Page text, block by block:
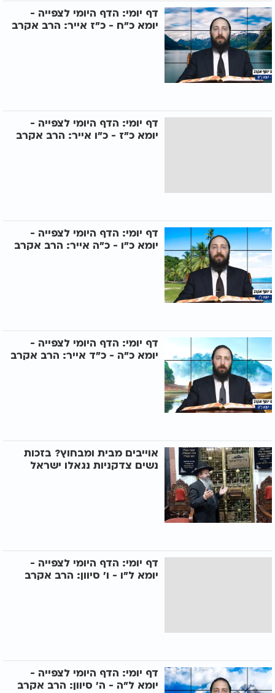
דף יומי: הדף היומי לצפייה -
יומא כ"ח - כ"ז אייר: הרב אקרב
דף יומי: הדף היומי לצפייה -
יומא כ"ז - כ"ו אייר: הרב אקרב
דף יומי: הדף היומי לצפייה -
יומא כ"ו - כ"ה אייר: הרב אקרב
דף יומי: הדף היומי לצפייה -
יומא כ"ה - כ"ד אייר: הרב אקרב
אוייבים מבית ומבחוץ? בזכות
נשים צדקניות נגאלו ישראל
דף יומי: הדף היומי לצפייה -
יומא ל"ו - ו’ סיוון: הרב אקרב
דף יומי: הדף היומי לצפייה -
יומא ל"ה - ה’ סיוון: הרב אקרב